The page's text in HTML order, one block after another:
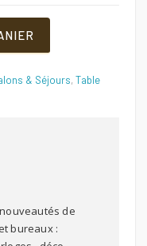
& Séjours, Table
de
bureaux :